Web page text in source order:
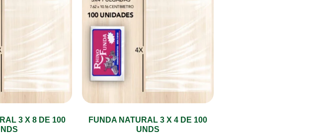
3 X 8 DE 100
FUNDA NATURAL 3 X 4 DE 100
UNDS